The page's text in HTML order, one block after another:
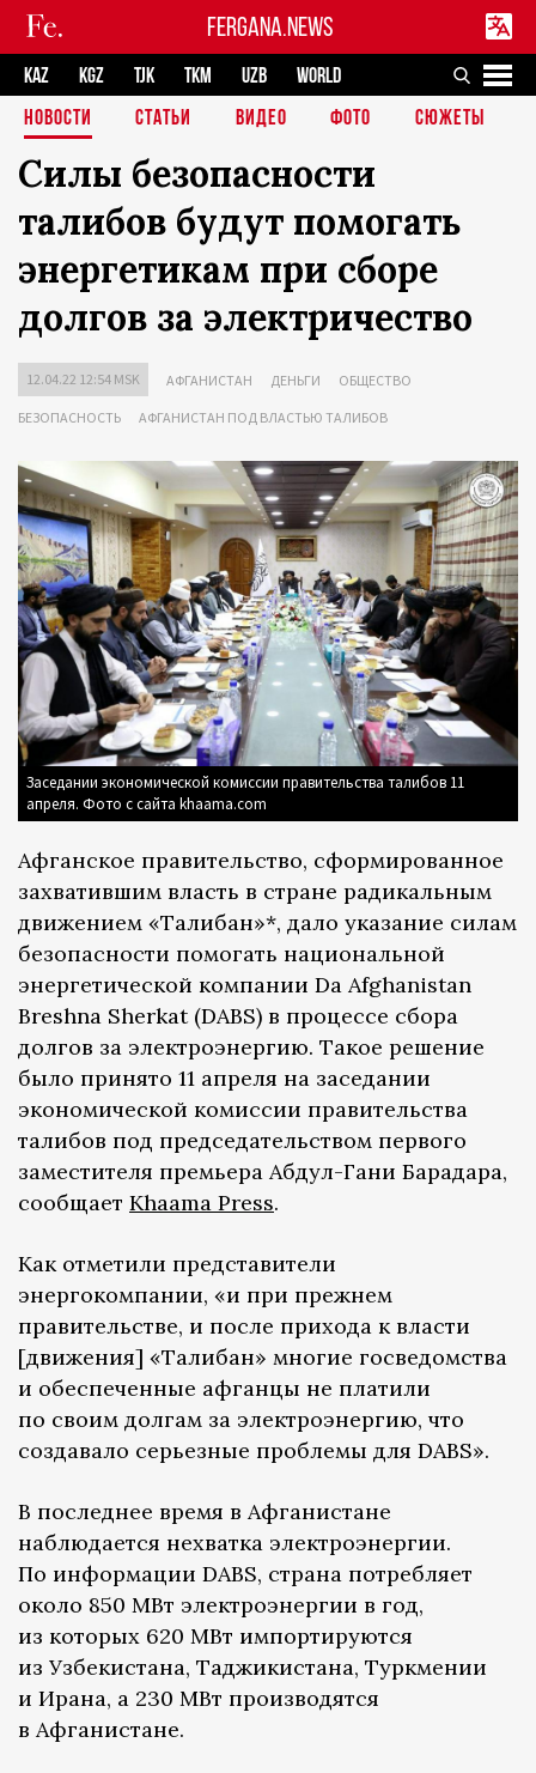
FERGANA.NEWS
KAZ KGZ TJK TKM UZB
WORLD
НОВОСТИ
СТАТЬИ ВИДЕО ФОТО СЮЖЕТЫ
Силы безопасности
талибов будут помогать
энергетикам при сборе
долгов за электричество
12.04.22 12:54 MSK АФГАНИСТАН ДЕНЬГИ ОБЩЕСТВО
БЕЗОПАСНОСТЬ АФГАНИСТАН ПОД ВЛАСТЬЮ ТАЛИБОВ
Заседании экономической комиссии правительства талибов 11
апреля. Фото с сайта khaama.com
Афганское правительство, сформированное
захватившим власть в стране радикальным
движением «Талибан»*, дало указание силам
безопасности помогать национальной
энергетической компании Da Afghanistan
Breshna Sherkat (DABS) в процессе сбора
долгов за электроэнергию. Такое решение
было принято 11 апреля на заседании
экономической комиссии правительства
талибов под председательством первого
заместителя премьера Абдул-Гани Барадара,
сообщает Khaama Press.
Как отметили представители
энергокомпании, «и при прежнем
правительстве, и после прихода к власти
[движения] «Талибан» многие госведомства
и обеспеченные афганцы не платили
по своим долгам за электроэнергию, что
создавало серьезные проблемы для DABS».
В последнее время в Афганистане
наблюдается нехватка электроэнергии.
По информации DABS, страна потребляет
около 850 МВт электроэнергии в год,
из которых 620 МВт импортируются
из Узбекистана, Таджикистана, Туркмении
и Ирана, а 230 МВт производятся
в Афганистане.